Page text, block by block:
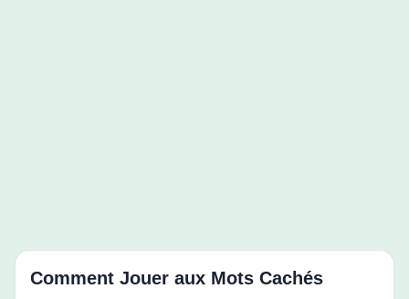
Comment Jouer aux Mots Cachés